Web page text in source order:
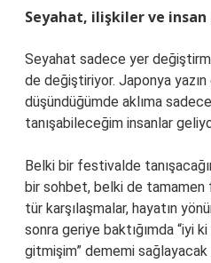
Seyahat, ilişkiler ve insan
Seyahat sadece yer
de değiştiriyor. Japonya
düşündüğümde aklıma
tanışabileceğim insanlar
Belki bir festivalde
bir sohbet, belki de tamamen
tür karşılaşmalar, hayatın
sonra geriye baktığımda “iyi
gitmişim” dememi